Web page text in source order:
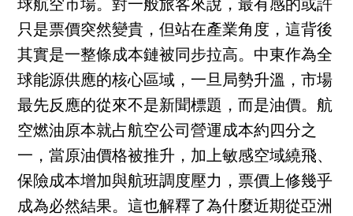
球航空市場。對一般旅客來說，最有感的或許
只是票價突然變貴，但站在產業角度，這背後
其實是一整條成本鏈被同步拉高。中東作為全
球能源供應的核心區域，一旦局勢升溫，市場
最先反應的從來不是新聞標題，而是油價。航
空燃油原本就占航空公司營運成本約四分之
一，當原油價格被推升，加上敏感空域繞飛、
保險成本增加與航班調度壓力，票價上修幾乎
成為必然結果。這也解釋了為什麼近期從亞洲